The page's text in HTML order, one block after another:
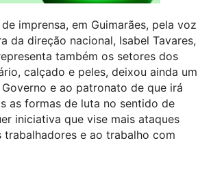
imprensa, em Guimarães, pela voz
da direção nacional, Isabel Tavares,
também os setores dos
calçado e peles, deixou ainda um
Governo e ao patronato de que irá
as formas de luta no sentido de
iniciativa que vise mais ataques
e ao trabalho com